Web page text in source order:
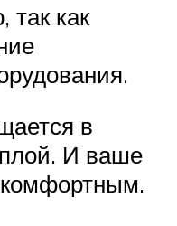
как
в
И ваше
комфортным.